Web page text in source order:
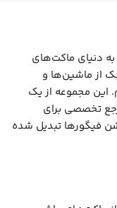
به دنیای ماکت‌های
از ماشین‌ها و
این مجموعه از یک
تخصصی برای
فیگورها تبدیل شده